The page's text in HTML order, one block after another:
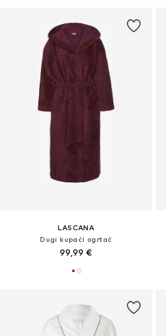
LASCANA
Dugi kupaći ogrtač
99,99 €